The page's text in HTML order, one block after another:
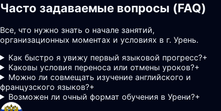
Часто задаваемые вопросы (FAQ)
Все, что нужно знать о начале занятий,
организационных моментах и условиях в г. Урень.
Как быстро я увижу первый языковой прогресс?+
Каковы условия переноса или отмены уроков?+
Можно ли совмещать изучение английского и
французского языков?+
Возможен ли очный формат обучения в Урени?+